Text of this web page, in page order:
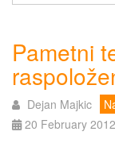
Pametni
Dejan Majkic
20 February 2012